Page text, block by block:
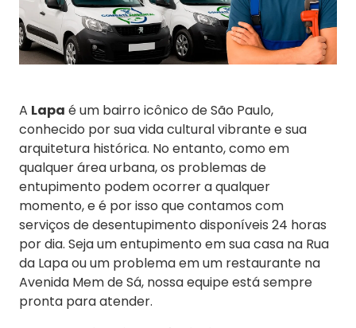
A Lapa é um bairro icônico de São Paulo,
conhecido por sua vida cultural vibrante e sua
arquitetura histórica. No entanto, como em
qualquer área urbana, os problemas de
entupimento podem ocorrer a qualquer
momento, e é por isso que contamos com
serviços de desentupimento disponíveis 24 horas
por dia. Seja um entupimento em sua casa na Rua
da Lapa ou um problema em um restaurante na
Avenida Mem de Sá, nossa equipe está sempre
pronta para atender.